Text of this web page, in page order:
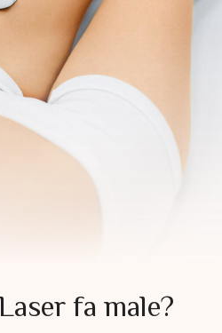
fa male?